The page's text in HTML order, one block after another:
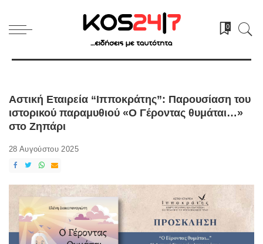
0
Αστική Εταιρεία “Ιπποκράτης”: Παρουσίαση του
ιστορικού παραμυθιού «Ο Γέροντας θυμάται…»
στο Ζηπάρι
28 Αυγούστου 2025